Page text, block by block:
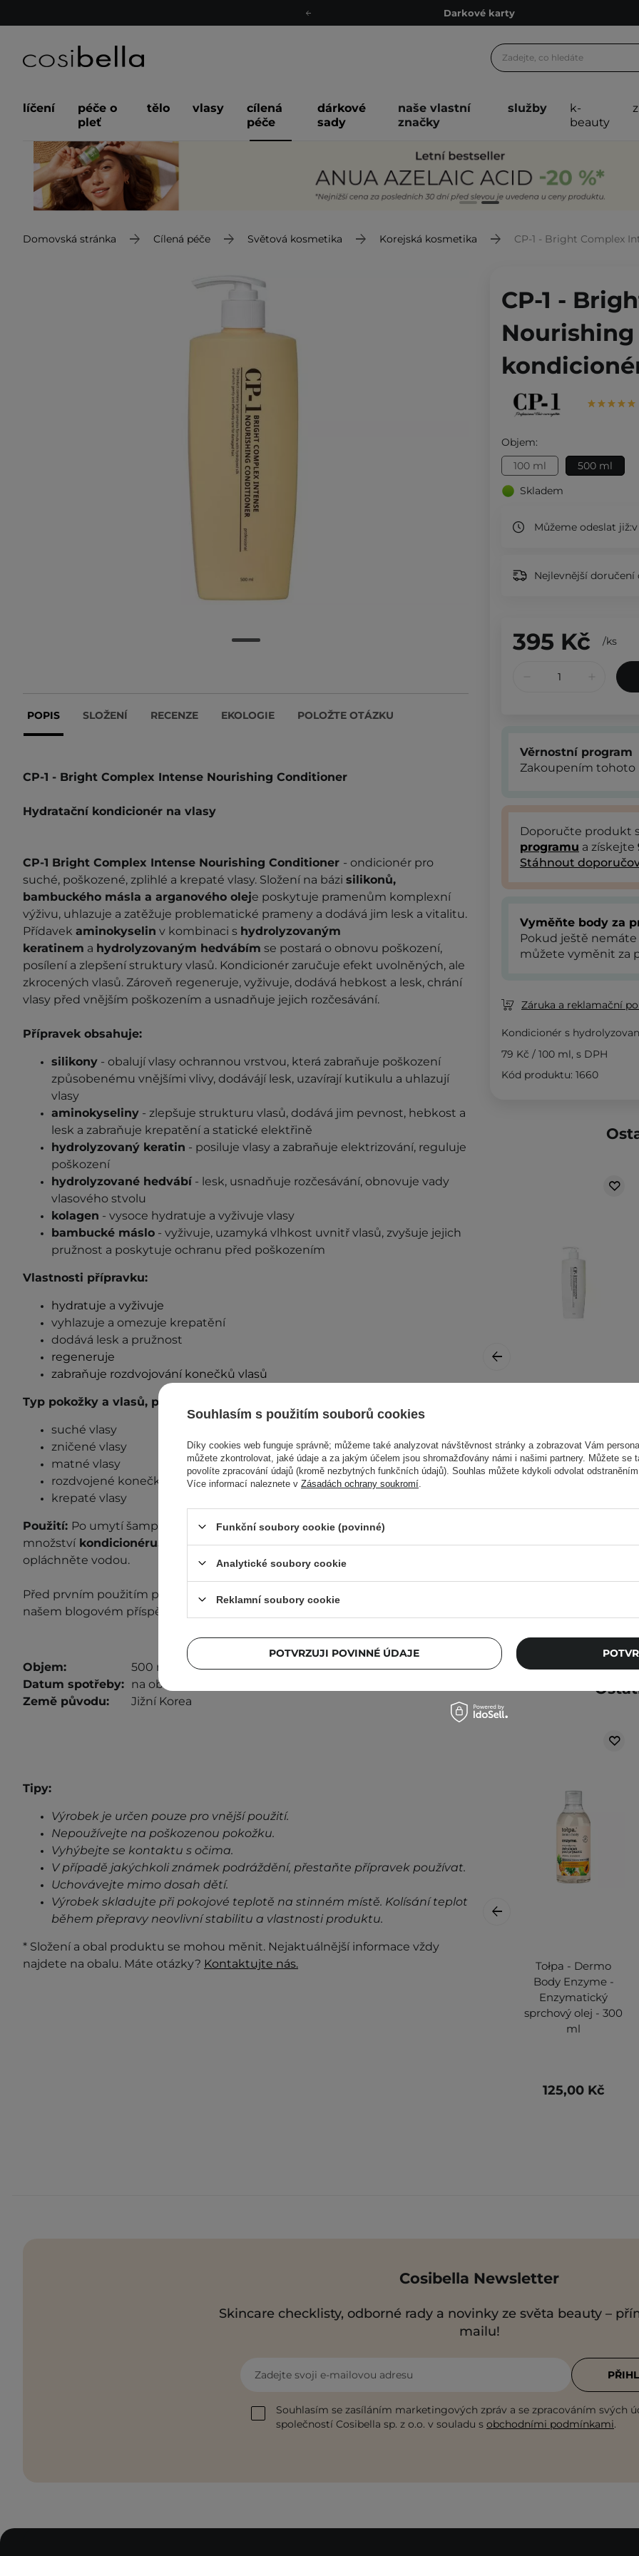
Ekologické balení
Odeslání do 24 hod.
líčení
péče o
pleť
tělo vlasy
cílená
péče
dárkové
sady
naše vlastní
značky
služby
k-
beauty
Domovská stránka Cílená péče Světová kosmetika Korejská kosmetika CP-1 - Bright Complex
POPIS SLOŽENÍ RECENZE EKOLOGIE POLOŽTE OTÁZKU
CP-1 - Bright Complex Intense Nourishing Conditioner
Hydratační kondicionér na vlasy
CP-1 Bright Complex Intense Nourishing Conditioner - ondicionér pro
suché, poškozené, zplihlé a krepaté vlasy. Složení na bázi silikonů,
bambuckého másla a arganového oleje poskytuje pramenům komplexní
výživu, uhlazuje a zatěžuje problematické prameny a dodává jim lesk a vitalitu.
Přídavek aminokyselin v kombinaci s hydrolyzovaným
keratinem a hydrolyzovaným hedvábím se postará o obnovu poškození,
posílení a zlepšení struktury vlasů. Kondicionér zaručuje efekt uvolněných, ale
zkrocených vlasů. Zároveň regeneruje, vyživuje, dodává hebkost a lesk, chrání
vlasy před vnějším poškozením a usnadňuje jejich rozčesávání.
Přípravek obsahuje:
silikony - obalují vlasy ochrannou vrstvou, která zabraňuje poškození
způsobenému vnějšími vlivy, dodávájí lesk, uzavírají kutikulu a uhlazují
vlasy
aminokyseliny - zlepšuje strukturu vlasů, dodává jim pevnost, hebkost a
lesk a zabraňuje krepatění a statické elektřině
hydrolyzovaný keratin - posiluje vlasy a zabraňuje elektrizování, reguluje
poškození
hydrolyzované hedvábí - lesk, usnadňuje rozčesávání, obnovuje vady
vlasového stvolu
kolagen - vysoce hydratuje a vyživuje vlasy
bambucké máslo - vyživuje, uzamyká vlhkost uvnitř vlasů, zvyšuje jejich
pružnost a poskytuje ochranu před poškozením
Vlastnosti přípravku:
hydratuje a vyživuje
vyhlazuje a omezuje krepatění
dodává lesk a pružnost
regeneruje
zabraňuje rozdvojování konečků vlasů
Typ pokožky a vlasů, pro které může být tento výrobek v
suché vlasy
zničené vlasy
matné vlasy
rozdvojené konečky
krepaté vlasy
Použití: Po umytí šamponem naneste na vlhké vlasy malé
množství kondicionéru.
Nechte působit 1-2 minuty a poté důkladně
opláchněte vodou.
Před prvním použitím proveďte test s nášenlivosti
. Další informace najdete v
našem blogovém příspěvku
Objem:
500 ml
Datum spotřeby: na obalu
Země původu:
Jižní Korea
Tipy:
Výrobek je určen pouze pro vnější použití.
Nepoužívejte na poškozenou pokožku.
Vyhýbejte se kontaktu s očima.
V případě jakýchkoli známek podráždění, přestaňte přípravek používat.
Uchovávejte mimo dosah dětí.
Výrobek skladujte při pokojové teplotě na stinném místě. Kolísání teplot
během přepravy neovlivní stabilitu a vlastnosti produktu.
* Složení a obal produktu se mohou měnit. Nejaktuálnější informace vždy
najdete na obalu. Máte otázky? Kontaktujte nás.
CP-1 -
Objem:
100 ml
500 ml
Skladem
Můžeme odeslat již:
Nejlevnější doručení
395 Kč /ks
Věrnostní program
Zakoupením tohoto
Doporučte produkt
programu a získejte
Stáhnout
Vyměňte body za
Pokud ještě nemáte
můžete vyměnit za
Záruka a reklamační
Kondicionér s
79 Kč / 100 ml, s DPH
Kód produktu: 1660
Nourishing
Shampoo -
Hloubkově
Tołpa - Dermo
Body Enzyme -
Enzymatický
sprchový olej - 300
ml
125,00 Kč
Cosibella Newsletter
Skincare checklisty, odborné rady a novinky ze světa beauty –
mailu!
Zadejte svoji e-mailovou adresu
Souhlasím se zasíláním marketingových zpráv a se zpracováním svých
společností Cosibella sp. z o.o. v souladu s obchodními podmínkami.
Souhlasím s použitím souborů cookies
Díky cookies web funguje správně; můžeme také analyzovat návštěvnost stránky a zobrazovat Vám
můžete zkontrolovat, jaké údaje a za jakým účelem jsou shromažďovány námi i našimi partnery. Můžete se
povolíte zpracování údajů (kromě nezbytných funkčních údajů). Souhlas můžete kdykoli odvolat
Více informací naleznete v Zásadách ochrany soukromí
Funkční soubory cookie (povinné)
Analytické soubory cookie
Reklamní soubory cookie
POTVRZUJI POVINNÉ ÚDAJE